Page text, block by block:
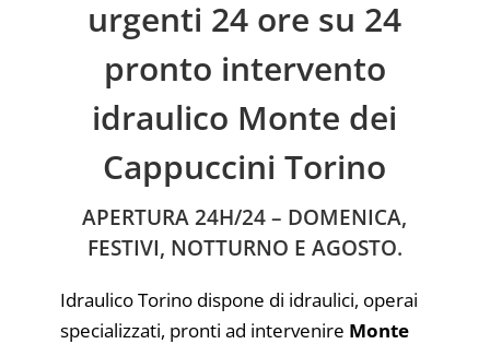
urgenti 24 ore su 24
pronto intervento
idraulico Monte dei
Cappuccini Torino
APERTURA 24H/24 – DOMENICA,
FESTIVI, NOTTURNO E AGOSTO.
Idraulico Torino dispone di idraulici, operai
specializzati, pronti ad intervenire Monte